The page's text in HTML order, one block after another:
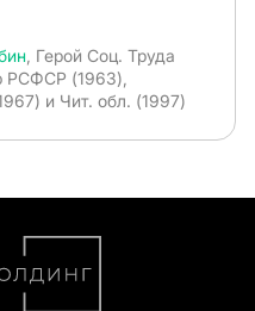
, Герой Соц. Труда
РСФСР (1963),
и Чит. обл. (1997)